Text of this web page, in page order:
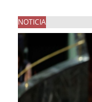
NOTICIA